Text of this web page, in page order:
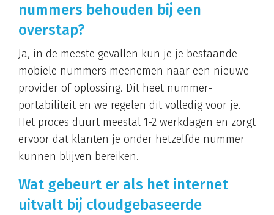
nummers behouden bij een
overstap?
Ja, in de meeste gevallen kun je je bestaande
mobiele nummers meenemen naar een nieuwe
provider of oplossing. Dit heet nummer-
portabiliteit en we regelen dit volledig voor je.
Het proces duurt meestal 1-2 werkdagen en zorgt
ervoor dat klanten je onder hetzelfde nummer
kunnen blijven bereiken.
Wat gebeurt er als het internet
uitvalt bij cloudgebaseerde